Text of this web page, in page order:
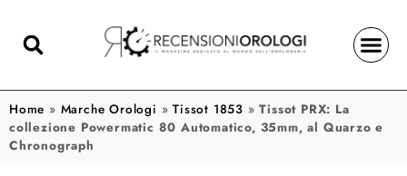
Home » Marche Orologi »Tissot 1853 »Tissot PRX: La
collezione Powermatic 80 Automatico, 35mm, al Quarzo e
Chronograph